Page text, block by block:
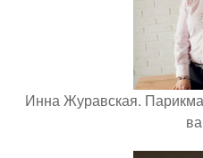
Инна Журавская.